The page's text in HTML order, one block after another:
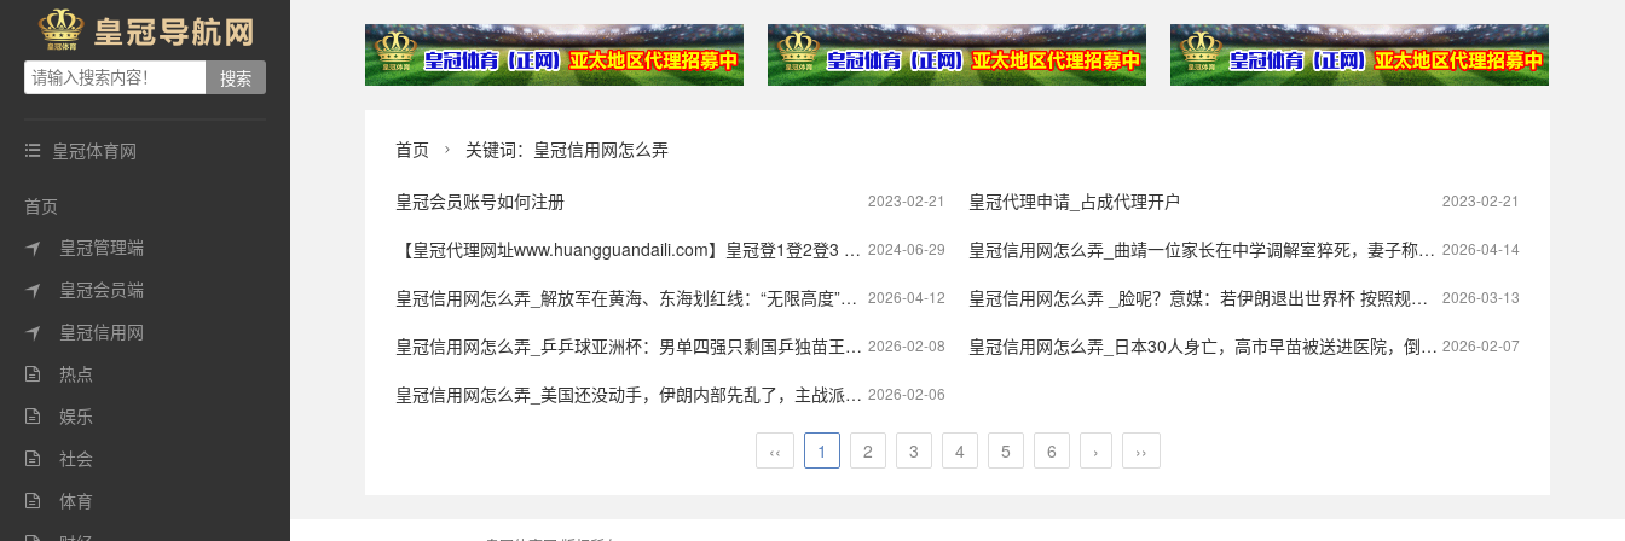
 皇冠体育网
首页
 皇冠管理端
 皇冠会员端
 皇冠信用网
 热点
 娱乐
 社会
 体育
首页  关键词：皇冠信用网怎么弄
2023-02-21
皇冠会员账号如何注册 2023-02-21
皇冠代理申请_占成代理开户
2024-06-29
【皇冠代理网址www.huangguandaili.com】皇冠登1登2登3 代理「皇冠正网www.hg0088.com」代理注册 2026-04-14
皇冠信用网怎么弄_曲靖一位家长在中学调解室猝死，妻子称丈夫因得知孩子被欺凌情绪激动，当地教育局已成立专班处理
2026-04-12
皇冠信用网怎么弄_解放军在黄海、东海划红线：“无限高度”封闭40天，多国彻夜难眠 2026-03-13
皇冠信用网怎么弄 _脸呢？意媒：若伊朗退出世界杯 按照规则意大利可顶替
2026-02-08
皇冠信用网怎么弄_乒乒球亚洲杯：男单四强只剩国乒独苗王楚钦，王曼昱半决赛再战张本美和 2026-02-07
皇冠信用网怎么弄_日本30人身亡，高市早苗被送进医院，倒计时5天，首相宝座恐保不住了
2026-02-06
皇冠信用网怎么弄_美国还没动手，伊朗内部先乱了，主战派要拿鲁哈尼开刀
‹‹ 1 2 3 4 5 6 › ››